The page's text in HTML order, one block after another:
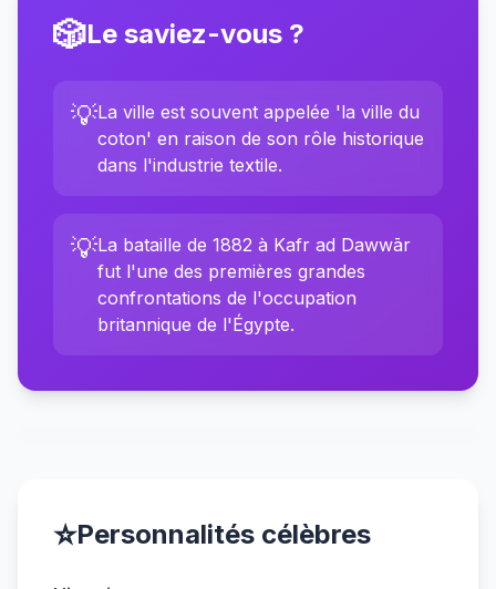
🎲Le saviez-vous ?
💡La ville est souvent appelée 'la ville du
coton' en raison de son rôle historique
dans l'industrie textile.
💡La bataille de 1882 à Kafr ad Dawwār
fut l'une des premières grandes
confrontations de l'occupation
britannique de l'Égypte.
⭐Personnalités célèbres